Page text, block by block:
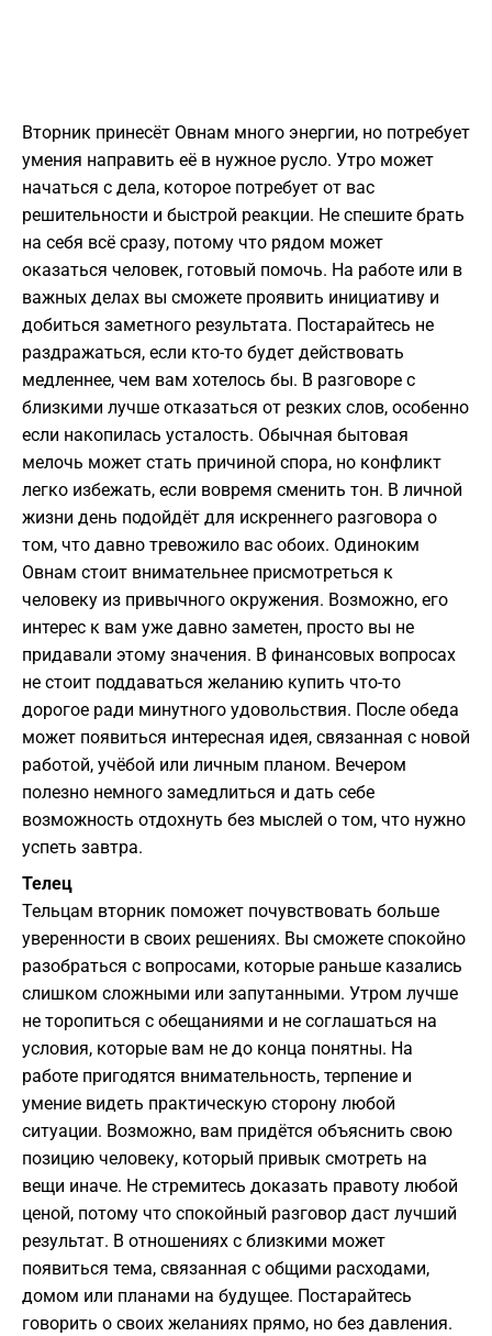
Вторник принесёт Овнам много энергии, но потребует
умения направить её в нужное русло. Утро может
начаться с дела, которое потребует от вас
решительности и быстрой реакции. Не спешите брать
на себя всё сразу, потому что рядом может
оказаться человек, готовый помочь. На работе или в
важных делах вы сможете проявить инициативу и
добиться заметного результата. Постарайтесь не
раздражаться, если кто-то будет действовать
медленнее, чем вам хотелось бы. В разговоре с
близкими лучше отказаться от резких слов, особенно
если накопилась усталость. Обычная бытовая
мелочь может стать причиной спора, но конфликт
легко избежать, если вовремя сменить тон. В личной
жизни день подойдёт для искреннего разговора о
том, что давно тревожило вас обоих. Одиноким
Овнам стоит внимательнее присмотреться к
человеку из привычного окружения. Возможно, его
интерес к вам уже давно заметен, просто вы не
придавали этому значения. В финансовых вопросах
не стоит поддаваться желанию купить что-то
дорогое ради минутного удовольствия. После обеда
может появиться интересная идея, связанная с новой
работой, учёбой или личным планом. Вечером
полезно немного замедлиться и дать себе
возможность отдохнуть без мыслей о том, что нужно
успеть завтра.
Телец
Тельцам вторник поможет почувствовать больше
уверенности в своих решениях. Вы сможете спокойно
разобраться с вопросами, которые раньше казались
слишком сложными или запутанными. Утром лучше
не торопиться с обещаниями и не соглашаться на
условия, которые вам не до конца понятны. На
работе пригодятся внимательность, терпение и
умение видеть практическую сторону любой
ситуации. Возможно, вам придётся объяснить свою
позицию человеку, который привык смотреть на
вещи иначе. Не стремитесь доказать правоту любой
ценой, потому что спокойный разговор даст лучший
результат. В отношениях с близкими может
появиться тема, связанная с общими расходами,
домом или планами на будущее. Постарайтесь
говорить о своих желаниях прямо, но без давления.